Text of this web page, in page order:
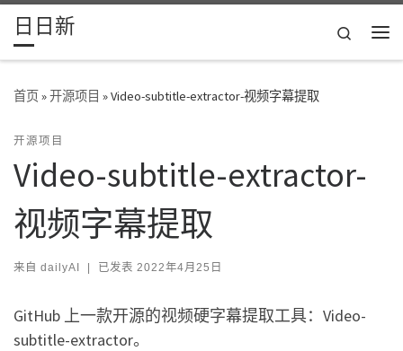
Skip to content
日日新
Search
首页»开源项目 »Video-subtitle-extractor-视频字幕提取
开源项目
Video-subtitle-extractor-
视频字幕提取
来自 dailyAI | 已发表 2022年4月25日
GitHub 上一款开源的视频硬字幕提取工具：Video-
subtitle-extractor。